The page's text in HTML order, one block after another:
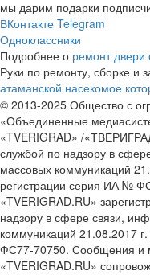
мы дарим подарки
ВКонтакте Telegram
Одноклассники
Подробнее о ремонт
Руки по ремонту, сборке и
атаманской насекомое
© 2013-2025 Общество с
«Объединенные
«TVERIGRAD» /
службой по надзору в
массовых коммуникаций
регистрации серия ИА №
«TVERIGRAD.RU»
надзору в сфере связи,
коммуникаций 21.08.2017
ФС77-70750. Сообщения и
«TVERIGRAD.RU»